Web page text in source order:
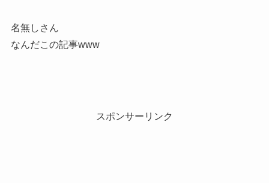
名無しさん
なんだこの記事www
スポンサーリンク